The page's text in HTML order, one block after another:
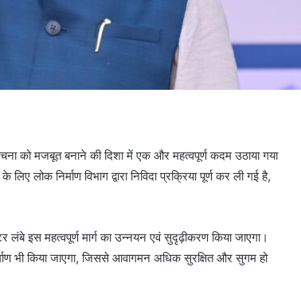
को मजबूत बनाने की दिशा में एक और महत्वपूर्ण कदम उठाया गया
लोक निर्माण विभाग द्वारा निविदा प्रक्रिया पूर्ण कर ली गई है,
इस महत्वपूर्ण मार्ग का उन्नयन एवं सुदृढ़ीकरण किया जाएगा।
किया जाएगा, जिससे आवागमन अधिक सुरक्षित और सुगम हो